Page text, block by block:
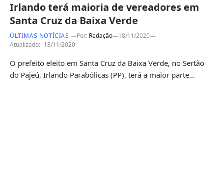
Irlando terá maioria de vereadores em
Santa Cruz da Baixa Verde
ÚLTIMAS NOTÍCIAS Por: Redação
18/11/2020
Atualizado: 18/11/2020
O prefeito eleito em Santa Cruz da Baixa Verde, no Sertão
do Pajeú, Irlando Parabólicas (PP), terá a maior parte…